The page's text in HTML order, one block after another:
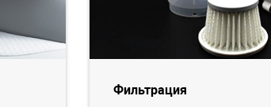
Фильтрация